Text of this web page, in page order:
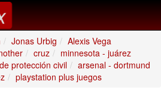
Jonas Urbig
Alexis Vega
cruz
minnesota - juárez
protección civil
arsenal - dortmund
playstation plus juegos